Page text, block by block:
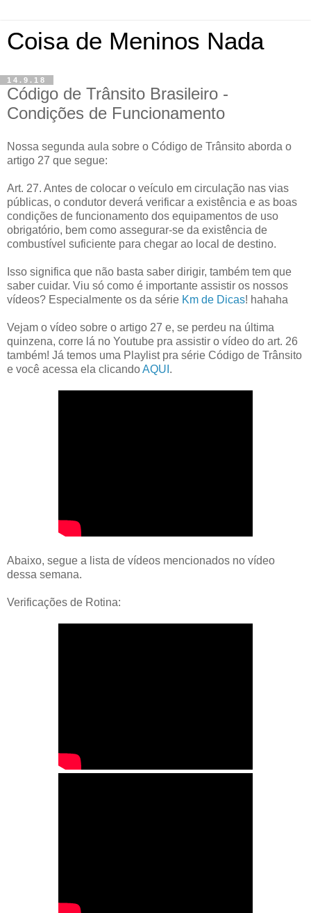
Coisa de Meninos Nada
14.9.18
Código de Trânsito Brasileiro -
Condições de Funcionamento
Nossa segunda aula sobre o Código de Trânsito aborda o
artigo 27 que segue:
Art. 27. Antes de colocar o veículo em circulação nas vias
públicas, o condutor deverá verificar a existência e as boas
condições de funcionamento dos equipamentos de uso
obrigatório, bem como assegurar-se da existência de
combustível suficiente para chegar ao local de destino.
Isso significa que não basta saber dirigir, também tem que
saber cuidar. Viu só como é importante assistir os nossos
vídeos? Especialmente os da série Km de Dicas! hahaha
Vejam o vídeo sobre o artigo 27 e, se perdeu na última
quinzena, corre lá no Youtube pra assistir o vídeo do art. 26
também! Já temos uma Playlist pra série Código de Trânsito
e você acessa ela clicandoAQUI .
Abaixo, segue a lista de vídeos mencionados no vídeo
dessa semana.
Verificações de Rotina: